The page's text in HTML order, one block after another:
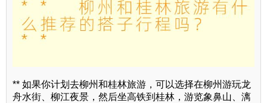
** 如果你计划去柳州和桂林旅游，可以选择在柳州游玩龙
舟水街、柳江夜景，然后坐高铁到桂林，游览象鼻山、漓